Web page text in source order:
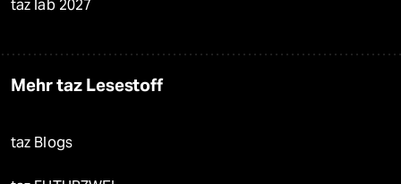
taz lab 2027
Mehr taz Lesestoff
taz Blogs